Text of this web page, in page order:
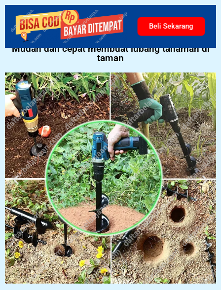
Beli Sekarang
Bor Taman
Mudah dan cepat membuat lubang tanaman di
taman